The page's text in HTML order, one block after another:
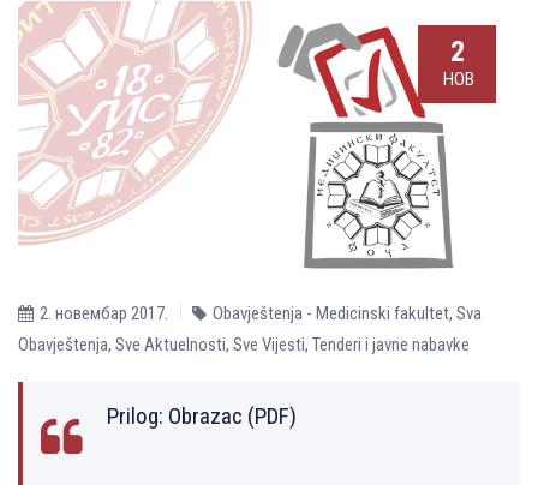
2
НОВ
2. новембар 2017. Obavještenja - Medicinski fakultet, Sva
Obavještenja, Sve Aktuelnosti, Sve Vijesti, Tenderi i javne nabavke
Prilog: Obrazac (PDF)